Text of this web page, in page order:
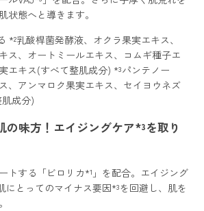
状態へと導きます。
*²乳酸桿菌発酵液、オクラ果実エキス、
ス、オートミールエキス、コムギ種子エ
エキス(すべて整肌成分) *³パンテノー
、アンマロク果実エキス、セイヨウネズ
成分)
の味方！エイジングケア*³を取り
トする「ビロリカ*¹」を配合。エイジング
にとってのマイナス要因*³を回避し、肌を